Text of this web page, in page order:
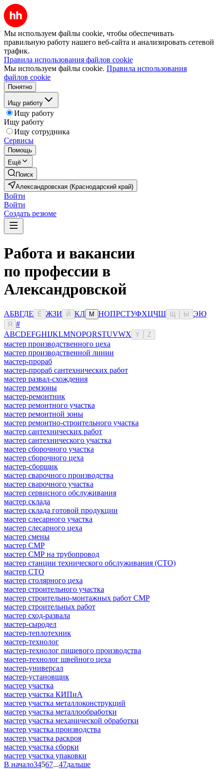
Мы используем файлы cookie, чтобы обеспечивать
правильную работу нашего веб-сайта и анализировать сетевой
трафик.
Правила использования файлов cookie
Мы используем файлы cookie. Правила использования
файлов cookie
Понятно
Ищу работу
Ищу работу
Ищу работу
Ищу сотрудника
Сервисы
Помощь
Ещё
Поиск
Александровская (Краснодарский край)
Войти
Войти
Создать резюме
Работа и вакансии
по профессии в
Александровской
АБВГДЕ Ё ЖЗИ Й КЛ М НОПРСТУФХЦЧШ Ы ЭЮ
Я
#
ABCDEFGHIJKLMNOPQRSTUVWX Y Z
мастер производственного цеха
мастер производственной линии
мастер-прораб
мастер-прораб сантехнических работ
мастер развал-схождения
мастер ремзоны
мастер-ремонтник
мастер ремонтного участка
мастер ремонтной зоны
мастер ремонтно-строительного участка
мастер сантехнических работ
мастер сантехнического участка
мастер сборочного участка
мастер сборочного цеха
мастер-сборщик
мастер сварочного производства
мастер сварочного участка
мастер сервисного обслуживания
мастер склада
мастер склада готовой продукции
мастер слесарного участка
мастер слесарного цеха
мастер смены
мастер СМР
мастер СМР на трубопровод
мастер станции технического обслуживания (СТО)
мастер СТО
мастер столярного цеха
мастер строительного участка
мастер строительно-монтажных работ СМР
мастер строительных работ
мастер сход-развала
мастер-сыродел
мастер-теплотехник
мастер-технолог
мастер-технолог пищевого производства
мастер-технолог швейного цеха
мастер-универсал
мастер-установщик
мастер участка
мастер участка КИПиА
мастер участка металлоконструкций
мастер участка металлообработки
мастер участка механической обработки
мастер участка производства
мастер участка раскроя
мастер участка сборки
мастер участка упаковки
В начало34567...47дальше